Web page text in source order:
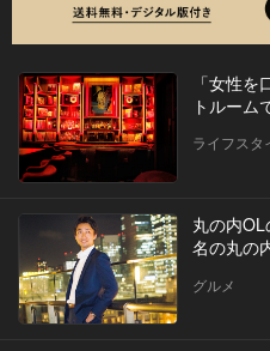
「女性
トルーム
ライフスタ
丸の内
名の丸の
グルメ